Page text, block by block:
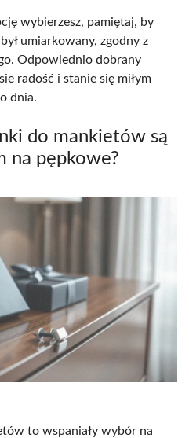
wybierzesz, pamiętaj, by
umiarkowany, zgodny z
Odpowiednio dobrany
radość i stanie się miłym
dnia.
do mankietów są
na pępkowe?
to wspaniały wybór na